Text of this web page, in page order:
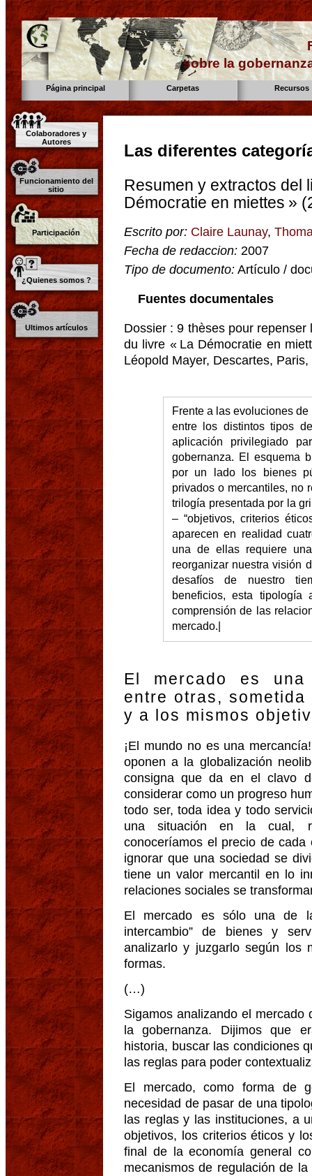
sobre la
Página principal Carpetas Recursos
Colaboradores y
Autores
Funcionamiento del
sitio
Participación
¿Quienes somos ?
Ultimos artículos
Las diferentes
Resumen y extractos del
Démocratie en miettes »
Escrito por: Claire Launay,
Fecha de redaccion: 2007
Tipo de documento: Artículo /
Fuentes documentales
Dossier : 9 thèses pour
du livre « La Démocratie en
Léopold Mayer, Descartes, Paris,
Frente a las evoluciones
entre los distintos tipos
aplicación privilegiado
gobernanza. El esquema
por un lado los bienes
privados o mercantiles, no
trilogía presentada por la
– “objetivos, criterios
aparecen en realidad
una de ellas requiere
reorganizar nuestra visión
desafíos de nuestro
beneficios, esta
comprensión de las
mercado.|
El mercado es una
entre otras,
y a los mismos
¡El mundo no es una
oponen a la globalización
consigna que da en el clavo
considerar como un progreso
todo ser, toda idea y todo
una situación en la cual,
conoceríamos el precio de
ignorar que una sociedad se
tiene un valor mercantil en lo
relaciones sociales se
El mercado es sólo una de
intercambio” de bienes y
analizarlo y juzgarlo según los
formas.
(…)
Sigamos analizando el mercado
la gobernanza. Dijimos que
historia, buscar las condiciones
las reglas para poder
El mercado, como forma de
necesidad de pasar de una
las reglas y las instituciones, a
objetivos, los criterios éticos y
final de la economía general
mecanismos de regulación de